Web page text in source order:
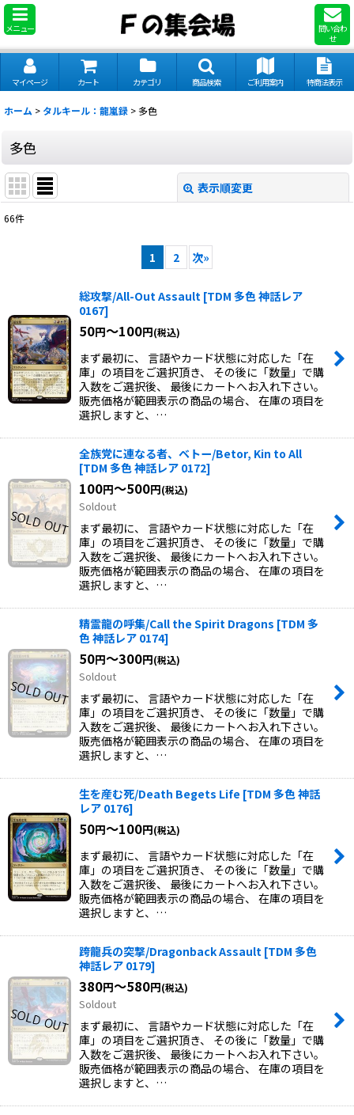
メニュー
問い合わ
せ
マイページ カート カテゴリ 商品検索 ご利用案内 特商法表示
ホーム > タルキール：龍嵐録 >多色
多色
表示順変更
66件
1 2 次»
総攻撃/All-Out Assault [TDM 多色 神話レア
0167]
50円～100円(税込)
まず最初に、 言語やカード状態に対応した「在
庫」の項目をご選択頂き、 その後に「数量」で購
入数をご選択後、 最後にカートへお入れ下さい。
販売価格が範囲表示の商品の場合、 在庫の項目を
選択しますと、…
全族党に連なる者、ベトー/Betor, Kin to All
[TDM 多色 神話レア 0172]
100円～500円(税込)
Soldout
まず最初に、 言語やカード状態に対応した「在
庫」の項目をご選択頂き、 その後に「数量」で購
入数をご選択後、 最後にカートへお入れ下さい。
販売価格が範囲表示の商品の場合、 在庫の項目を
選択しますと、…
精霊龍の呼集/Call the Spirit Dragons [TDM 多
色 神話レア 0174]
50円～300円(税込)
Soldout
まず最初に、 言語やカード状態に対応した「在
庫」の項目をご選択頂き、 その後に「数量」で購
入数をご選択後、 最後にカートへお入れ下さい。
販売価格が範囲表示の商品の場合、 在庫の項目を
選択しますと、…
生を産む死/Death Begets Life [TDM 多色 神話
レア 0176]
50円～100円(税込)
まず最初に、 言語やカード状態に対応した「在
庫」の項目をご選択頂き、 その後に「数量」で購
入数をご選択後、 最後にカートへお入れ下さい。
販売価格が範囲表示の商品の場合、 在庫の項目を
選択しますと、…
跨龍兵の突撃/Dragonback Assault [TDM 多色
神話レア 0179]
380円～580円(税込)
Soldout
まず最初に、 言語やカード状態に対応した「在
庫」の項目をご選択頂き、 その後に「数量」で購
入数をご選択後、 最後にカートへお入れ下さい。
販売価格が範囲表示の商品の場合、 在庫の項目を
選択しますと、…